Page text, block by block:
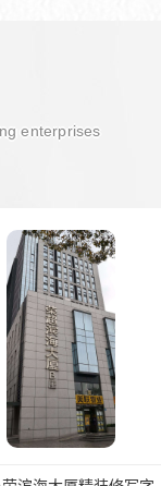
enterprises